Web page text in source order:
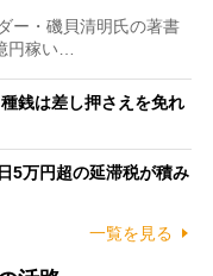
ー・磯貝清明氏の著書
円稼い…
銭は差し押さえを免れ
5万円超の延滞税が積み
一覧を見る